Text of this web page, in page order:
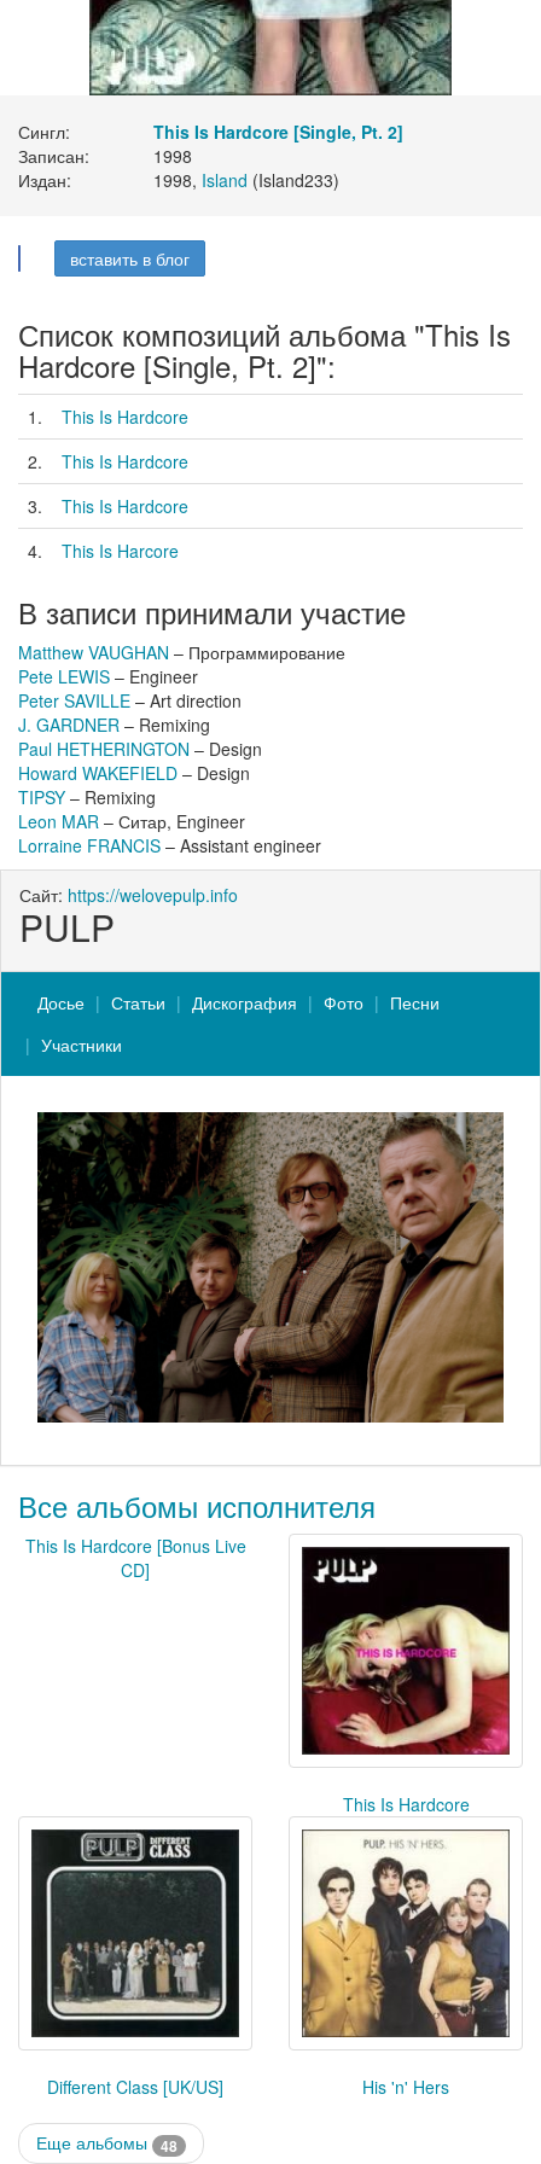
Сингл:
This Is Hardcore [Single, Pt. 2]
Записан:
1998
Издан:
1998, Island (Island233)
вставить в блог
Список композиций альбома "This Is
Hardcore [Single, Pt. 2]":
1.
This Is Hardcore
2.
This Is Hardcore
3.
This Is Hardcore
4.
This Is Harcore
В записи принимали участие
Matthew VAUGHAN – Программирование
Pete LEWIS – Engineer
Peter SAVILLE – Art direction
J. GARDNER – Remixing
Paul HETHERINGTON – Design
Howard WAKEFIELD – Design
TIPSY – Remixing
Leon MAR – Ситар, Engineer
Lorraine FRANCIS – Assistant engineer
Сайт: https://welovepulp.info
PULP
Досье Статьи Дискография Фото
Песни
Участники
Все альбомы исполнителя
This Is Hardcore [Bonus Live
CD]
This Is Hardcore
Different Class [UK/US] His 'n' Hers
Еще альбомы 48